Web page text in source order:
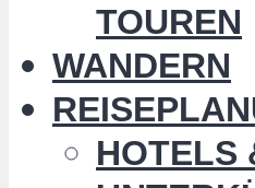
TOUREN
WANDERN
HOTELS